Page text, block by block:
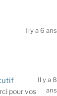
Il y a 6 ans
pour vos
Il y a 8
ans